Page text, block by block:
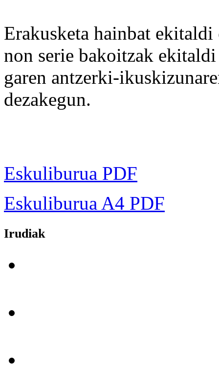
Erakusketa hainbat ekitaldi
non serie bakoitzak
garen antzerki-
dezakegun.
Eskuliburua PDF
Eskuliburua A4 PDF
Irudiak